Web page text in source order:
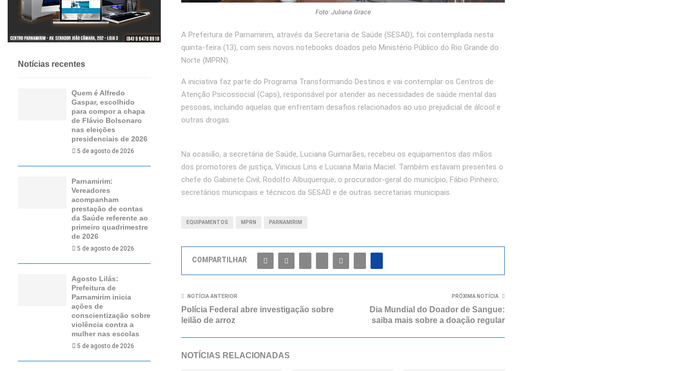
Foto: Juliana Grace
A Prefeitura de Parnamirim, através da Secretaria de Saúde (SESAD), foi contemplada nesta
quinta-feira (13), com seis novos notebooks doados pelo Ministério Público do Rio Grande do
Norte (MPRN).
A iniciativa faz parte do Programa Transformando Destinos e vai contemplar os Centros de
Atenção Psicossocial (Caps), responsável por atender as necessidades de saúde mental das
pessoas, incluindo aquelas que enfrentam desafios relacionados ao uso prejudicial de álcool e
outras drogas.
Na ocasião, a secretária de Saúde, Luciana Guimarães, recebeu os equipamentos das mãos
dos promotores de justiça, Vinicius Lins e Luciana Maria Maciel. Também estavam presentes o
chefe do Gabinete Civil, Rodolfo Albuquerque; o procurador-geral do município, Fábio Pinheiro;
secretários municipais e técnicos da SESAD e de outras secretarias municipais.
EQUIPAMENTOS MPRN PARNAMIRIM
COMPARTILHAR
NOTÍCIA ANTERIOR
Polícia Federal abre investigação sobre
leilão de arroz
PRÓXIMA NOTÍCIA
Dia Mundial do Doador de Sangue:
saiba mais sobre a doação regular
NOTÍCIAS RELACIONADAS
Notícias recentes
Quem é Alfredo
Gaspar, escolhido
para compor a chapa
de Flávio Bolsonaro
nas eleições
presidenciais de 2026
5 de agosto de 2026
Parnamirim:
Vereadores
acompanham
prestação de contas
da Saúde referente ao
primeiro quadrimestre
de 2026
5 de agosto de 2026
Agosto Lilás:
Prefeitura de
Parnamirim inicia
ações de
conscientização sobre
violência contra a
mulher nas escolas
5 de agosto de 2026